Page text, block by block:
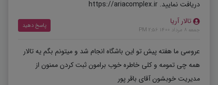
دریافت نمایید. https://ariacomplex.ir
تالار آریا
جمعه 8 مرداد 1400 2:56 PM
پاسخ دهید
عروسی ما هفته پیش تو این باشگاه انجام شد و میتونم بگم یه تالار
همه چی تمومه و کلی خاطره خوب برامون ثبت کردن ممنون از
مدیریت خوبشون آقای باقر پور